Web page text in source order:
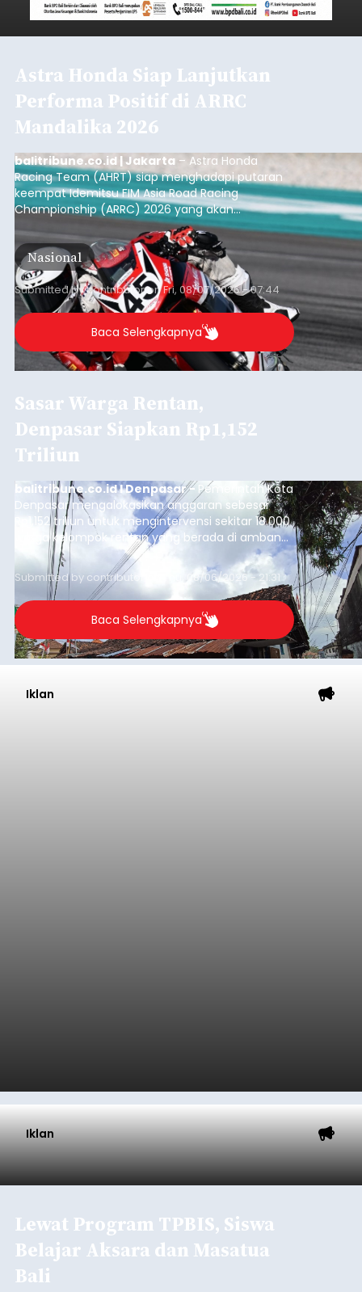
Astra Honda Siap Lanjutkan
Performa Positif di ARRC
Mandalika 2026
balitribune.co.id | Jakarta – Astra Honda
Racing Team (AHRT) siap menghadapi putaran
keempat Idemitsu FIM Asia Road Racing
Championship (ARRC) 2026 yang akan
berlangsung di Pertamina Mandalika
International Circuit, Lombok, Nusa Tenggara
Barat, pada 7–9 Agustus 2026.
Nasional
Submitted bycontributoronFri, 08/07/2026 - 07:44
Baca Selengkapnya
Sasar Warga Rentan,
Denpasar Siapkan Rp1,152
Triliun
balitribune.co.id I Denpasar - Pemerintah Kota
Denpasar mengalokasikan anggaran sebesar
Rp1,152 triliun untuk mengintervensi sekitar 18.000
warga kelompok rentan yang berada di ambang
garis kemiskinan. Langkah strategis ini diambil
guna menjaga masyarakat yang berada pada
kelompok desil 5 dan 6 tersebut agar tidak
merosot ke kategori miskin.
Submitted by contributor Thu, 08/06/2026 - 21:31
Baca Selengkapnya
Iklan
Iklan
Lewat Program TPBIS, Siswa
Belajar Aksara dan Masatua
Bali